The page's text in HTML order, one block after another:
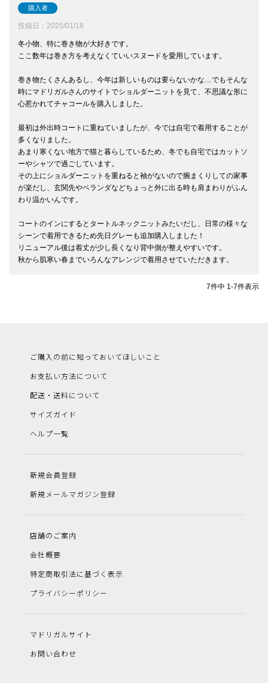
購入者
投稿日 2025/01/18
冬小物、特に巻き物が大好きです。
ここ数年は巻き方を考えなくていいスヌードを愛用しています。
巻き物たくさんあるし、今年は新しいものは要らないかな…でもそんな
時にマドリガルさんのサイトでショルダーニットを見て、不思議な形に
心惹かれてチャコールを購入しました。
最初は外出時コートに重ねていましたが、今では自宅で着用することが
多くなりました。
あまり寒くない地方で猫と暮らしているため、冬でも自宅ではカットソ
ーやシャツで過ごしています。
その上にショルダーニットを重ねると袖がないので腕まくりしての家事
が楽だし、玄関先やベランダなどちょっと外に出る時も肩まわりがふん
わり温かいんです。
コートのインにするとタートルネックニットみたいだし、日常の様々な
シーンで着用できるため先日グレーも追加購入しました！
リニューアル後は着丈が少し長くなり背中側が整えやすいです。
秋から肌寒い春までいろんなアレンジで着用させていただきます。
7件中 1-7件表示
ご購入の前に知っておいてほしいこと
お支払い方法について
配送・送料について
サイズガイド
ヘルプ一覧
新規会員登録
新規メールマガジン登録
店舗のご案内
会社概要
特定商取引法に基づく表示
プライバシーポリシー
マドリガルサイト
お問い合わせ